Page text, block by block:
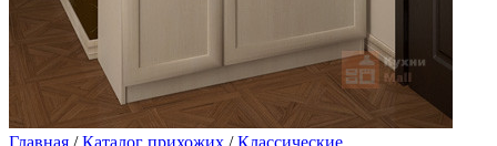
Главная /Каталог прихожих /Классические